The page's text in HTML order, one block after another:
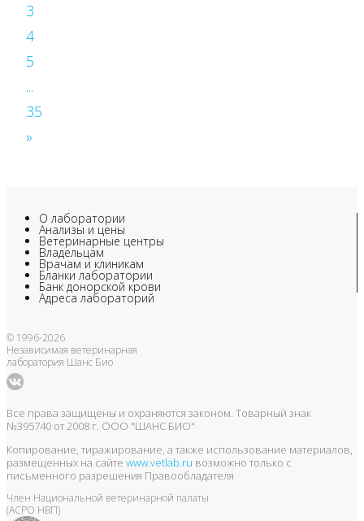
3
4
5
...
35
»
О лаборатории
Анализы и цены
Ветеринарные центры
Владельцам
Врачам и клиникам
Бланки лаборатории
Банк донорской крови
Адреса лабораторий
© 1996-2026
Независимая ветеринарная
лаборатория Шанс Био
Все права защищены и охраняются законом. Товарный знак
№395740 от 2008 г. ООО "ШАНС БИО"
Копирование, тиражирование, а также использование материалов,
размещенных на сайте www.vetlab.ru возможно только с
письменного разрешения Правообладателя
Член Национальной ветеринарной палаты
(АСРО НВП)